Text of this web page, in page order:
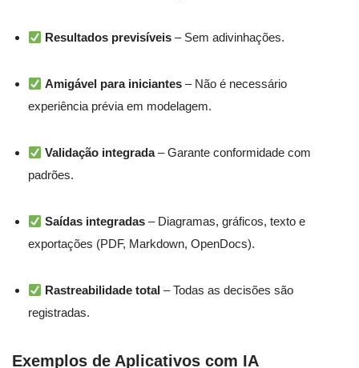
Resultados previsíveis – Sem adivinhações.
Amigável para iniciantes – Não é necessário
experiência prévia em modelagem.
Validação integrada– Garante conformidade com
padrões.
Saídas integradas – Diagramas, gráficos, texto e
exportações (PDF, Markdown, OpenDocs).
Rastreabilidade total – Todas as decisões são
registradas.
Exemplos de Aplicativos com IA